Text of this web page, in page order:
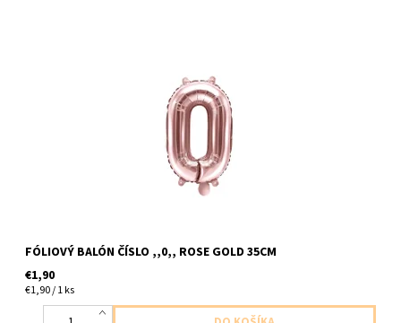
dodavame nenafukany,nefúkať héliom, balóny ba sa nevznášal
FÓLIOVÝ BALÓN ČÍSLO ,,0,, ROSE GOLD 35CM
€1,90
€1,90 / 1 ks